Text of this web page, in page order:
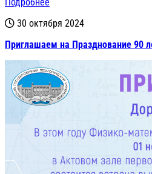
30 октября 2024
Приглашаем на Празднование 90